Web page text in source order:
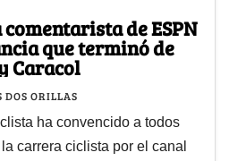
de ESPN
que terminó de
Caracol
DOS ORILLAS
ha convencido a todos
carrera ciclista por el canal